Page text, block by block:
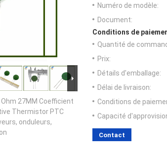
Ohm 27MM Coefficient
Thermistor PTC
onduleurs,
Numéro de modèle:
Document:
Conditions de
Quantité de
Prix:
Détails d'emballage:
Délai de livraison:
Conditions de
Capacité
Contact